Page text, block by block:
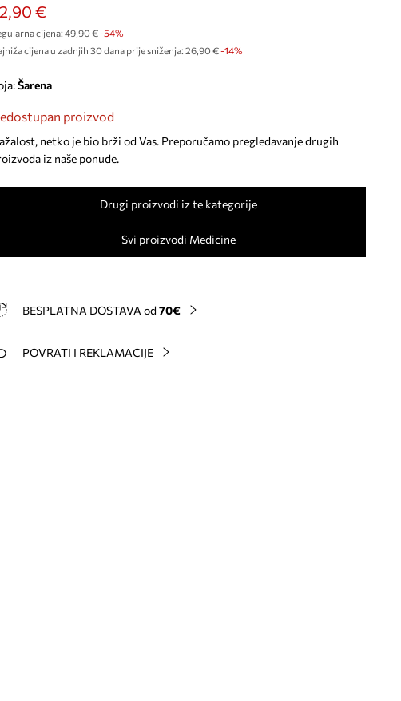
€
cijena: 49,90 €-54%
cijena u zadnjih 30 dana prije sniženja: 26,90 € -14%
šarena
proizvod
netko je bio brži od Vas. Preporučamo pregledavanje drugih
iz naše ponude.
Drugi proizvodi iz te kategorije
Svi proizvodi Medicine
BESPLATNA DOSTAVA od 70€
POVRATI I REKLAMACIJE